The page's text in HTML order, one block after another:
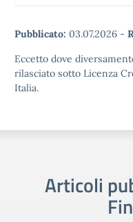
Pubblicato: 03.07.2026 -
Eccetto dove
rilasciato sotto Licenza
Italia.
Articoli